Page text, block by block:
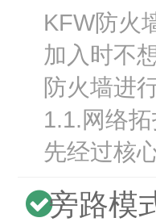
KFW防火
加入时不
防火墙进
1.1.网络
先经过核
旁路模